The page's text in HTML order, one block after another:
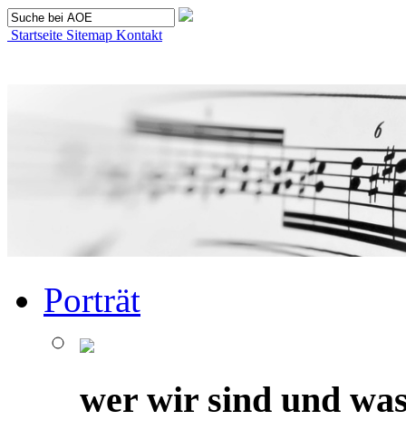
Startseite Sitemap Kontakt
Porträt
wer wir sind und